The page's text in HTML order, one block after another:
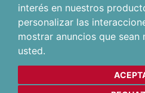
interés en nuestros
personalizar las
mostrar anuncios que sean
usted.